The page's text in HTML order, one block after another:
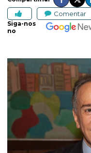
Comentar
Siga-nos
no